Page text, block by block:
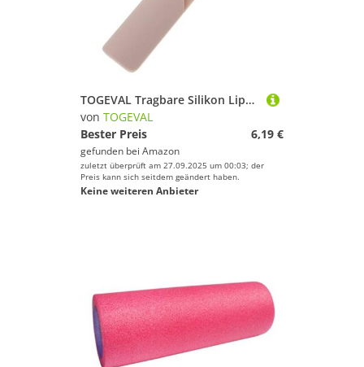
TOGEVAL Tragbare Silikon Lippenstift Tasche Lippenbalsam Organizer Lippenstifthalter Kosmetiktasche für Damen Reise Make Up Zubehör
von TOGEVAL
Bester Preis
6,19 €
gefunden bei Amazon
zuletzt überprüft am 27.09.2025 um 00:03; der
Preis kann sich seitdem geändert haben.
Keine weiteren Anbieter